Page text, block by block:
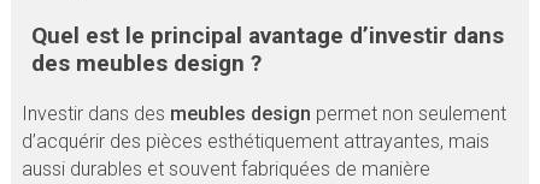
Quel est le principal avantage d’investir dans
des meubles design ?
Investir dans des meubles design permet non seulement
d’acquérir des pièces esthétiquement attrayantes, mais
aussi durables et souvent fabriquées de manière